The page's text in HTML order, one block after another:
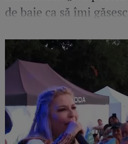
de baie ca să îmi